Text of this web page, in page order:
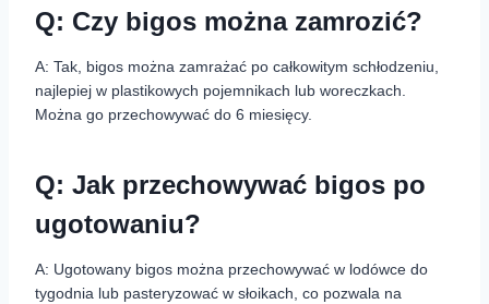
Q: Czy bigos można zamrozić?
A: Tak, bigos można zamrażać po całkowitym schłodzeniu,
najlepiej w plastikowych pojemnikach lub woreczkach.
Można go przechowywać do 6 miesięcy.
Q: Jak przechowywać bigos po
ugotowaniu?
A: Ugotowany bigos można przechowywać w lodówce do
tygodnia lub pasteryzować w słoikach, co pozwala na